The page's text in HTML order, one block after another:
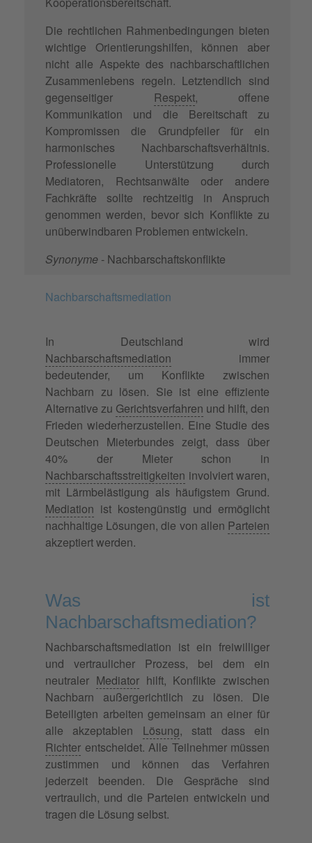
Die rechtlichen Rahmenbedingungen bieten
wichtige Orientierungshilfen, können aber
nicht alle Aspekte des nachbarschaftlichen
Zusammenlebens regeln. Letztendlich sind
gegenseitiger Respekt, offene
Kommunikation und die Bereitschaft zu
Kompromissen die Grundpfeiler für ein
harmonisches Nachbarschaftsverhältnis.
Professionelle Unterstützung durch
Mediatoren, Rechtsanwälte oder andere
Fachkräfte sollte rechtzeitig in Anspruch
genommen werden, bevor sich Konflikte zu
unüberwindbaren Problemen entwickeln.
Synonyme - Nachbarschaftskonflikte
Nachbarschaftsmediation
In Deutschland wird
Nachbarschaftsmediation immer
bedeutender, um Konflikte zwischen
Nachbarn zu lösen. Sie ist eine effiziente
Alternative zu Gerichtsverfahren und hilft, den
Frieden wiederherzustellen. Eine Studie des
Deutschen Mieterbundes zeigt, dass über
40% der Mieter schon in
Nachbarschaftsstreitigkeiten involviert waren,
mit Lärmbelästigung als häufigstem Grund.
Mediation ist kostengünstig und ermöglicht
nachhaltige Lösungen, die von allen Parteien
akzeptiert werden.
Was ist
Nachbarschaftsmediation?
Nachbarschaftsmediation ist ein freiwilliger
und vertraulicher Prozess, bei dem ein
neutraler Mediatorhilft, Konflikte zwischen
Nachbarn außergerichtlich zu lösen. Die
Beteiligten arbeiten gemeinsam an einer für
alle akzeptablen Lösung, statt dass ein
Richter entscheidet. Alle Teilnehmer müssen
zustimmen und können das Verfahren
jederzeit beenden. Die Gespräche sind
vertraulich, und die Parteien entwickeln und
tragen die Lösung selbst.